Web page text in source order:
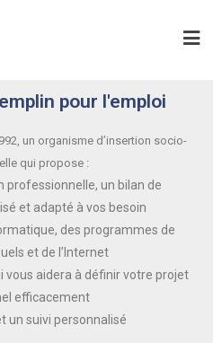
pour l'emploi
un organisme d’insertion socio-
qui propose :
professionnelle, un bilan de
et adapté à vos besoin
des programmes de
et de l’Internet
vous aidera à définir votre projet
efficacement
un suivi personnalisé